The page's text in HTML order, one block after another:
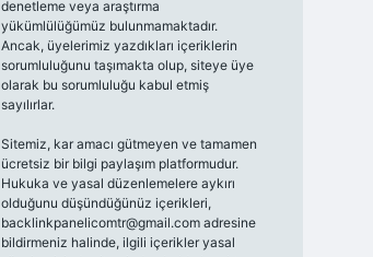
denetleme veya araştırma
yükümlülüğümüz bulunmamaktadır.
Ancak, üyelerimiz yazdıkları içeriklerin
sorumluluğunu taşımakta olup, siteye üye
olarak bu sorumluluğu kabul etmiş
sayılırlar.
Sitemiz, kar amacı gütmeyen ve tamamen
ücretsiz bir bilgi paylaşım platformudur.
Hukuka ve yasal düzenlemelere aykırı
olduğunu düşündüğünüz içerikleri,
backlinkpanelicomtr@gmail.comadresine
bildirmeniz halinde, ilgili içerikler yasal